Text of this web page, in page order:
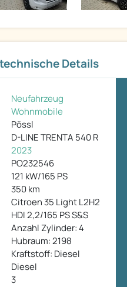
Details
Neufahrzeug
Wohnmobile
Pössl
D-LINE TRENTA 540 R
2023
PO232546
121 kW/165 PS
350 km
Citroen 35 Light L2H2
HDI 2,2/165 PS S&S
Anzahl Zylinder: 4
Hubraum: 2198
Kraftstoff: Diesel
Diesel
3